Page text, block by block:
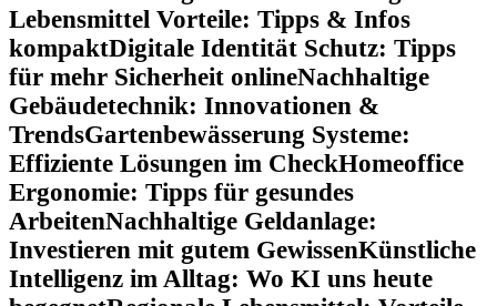
Lebensmittel Vorteile: Tipps & Infos
kompaktDigitale Identität Schutz: Tipps
für mehr Sicherheit onlineNachhaltige
Gebäudetechnik: Innovationen &
TrendsGartenbewässerung Systeme:
Effiziente Lösungen im CheckHomeoffice
Ergonomie: Tipps für gesundes
ArbeitenNachhaltige Geldanlage:
Investieren mit gutem GewissenKünstliche
Intelligenz im Alltag: Wo KI uns heute